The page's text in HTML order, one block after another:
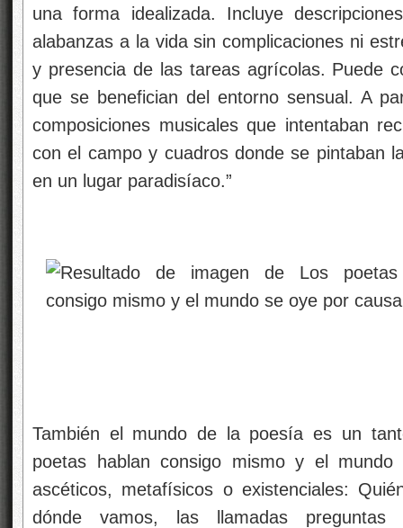
una forma idealizada. Incluye
alabanzas a la vida sin complicaciones ni
y presencia de las tareas agrícolas. Puede
que se benefician del entorno sensual. A
composiciones musicales que intentaban
con el campo y cuadros donde se pintaban
en un lugar paradisíaco.”
También el mundo de la poesía es un
poetas hablan consigo mismo y el mundo
ascéticos, metafísicos o existenciales:
dónde vamos, las llamadas preguntas